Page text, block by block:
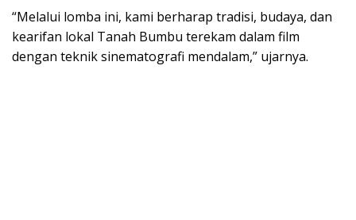
“Melalui lomba ini, kami berharap tradisi, budaya, dan
kearifan lokal Tanah Bumbu terekam dalam film
dengan teknik sinematografi mendalam,” ujarnya.